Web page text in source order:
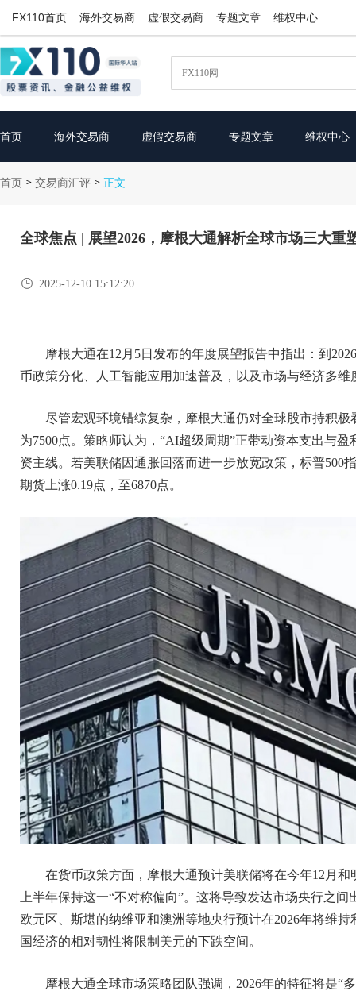
FX110首页 海外交易商 虚假交易商 专题文章 维权中心
首页 海外交易商 虚假交易商 专题文章 维权中心
首页 > 交易商汇评 > 正文
全球焦点 | 展望2026，摩根大通解析全球市场三大重
 2025-12-10 15:12:20
摩根大通在12月5日发布的年度展望报告中指出：到
币政策分化、人工智能应用加速普及，以及市场与经济多维
尽管宏观环境错综复杂，摩根大通仍对全球股市持积
为7500点。策略师认为，“AI超级周期”正带动资本支出与
资主线。若美联储因通胀回落而进一步放宽政策，标普500
期货上涨0.19点，至6870点。
在货币政策方面，摩根大通预计美联储将在今年12月
上半年保持这一“不对称偏向”。这将导致发达市场央行之
欧元区、斯堪的纳维亚和澳洲等地央行预计在2026年将维
国经济的相对韧性将限制美元的下跌空间。
摩根大通全球市场策略团队强调，2026年的特征将是